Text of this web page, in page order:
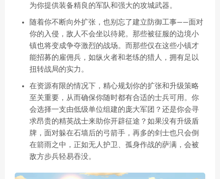
为你提供装备精良的军队和强大的攻城武器。
随着你不断向外扩张，也别忘了建立防御工事——面对
你的入侵，敌人不会坐以待毙。那些被征服的边境小
镇也将变成争夺激烈的战场。而那些仅在这些小镇才
能招募的雇佣兵，如纵火者和老练的猎人，拥有足以
扭转战局的实力。
在资源有限的情况下，精心规划你的扩张和升级策略
至关重要，从而确保你随时都有合适的士兵可用。你
会选择一支由低级单位组建的庞大军团？还是你会寻
求昂贵的精英战士来助你开辟征途？如果没有升级盾
牌，面对躲在石墙后的弓箭手，再多的剑士也只会倒
在箭雨之中，正如无人护卫、孤身作战的萨满，会被
敌方步兵轻易吞没。